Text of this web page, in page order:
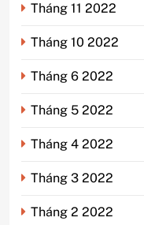
Tháng 11 2022
Tháng 10 2022
Tháng 6 2022
Tháng 5 2022
Tháng 4 2022
Tháng 3 2022
Tháng 2 2022